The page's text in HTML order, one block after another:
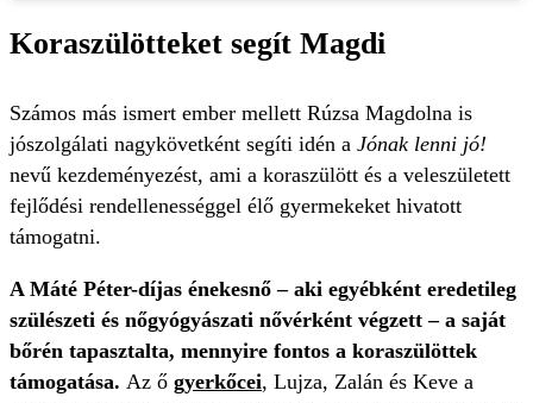
Koraszülötteket segít Magdi
Számos más ismert ember mellett Rúzsa Magdolna is
jószolgálati nagykövetként segíti idén a Jónak lenni jó!
nevű kezdeményezést, ami a koraszülött és a veleszületett
fejlődési rendellenességgel élő gyermekeket hivatott
támogatni.
A Máté Péter-díjas énekesnő – aki egyébként eredetileg
szülészeti és nőgyógyászati nővérként végzett – a saját
bőrén tapasztalta, mennyire fontos a koraszülöttek
támogatása. Az ő gyerkőcei, Lujza, Zalán és Keve a